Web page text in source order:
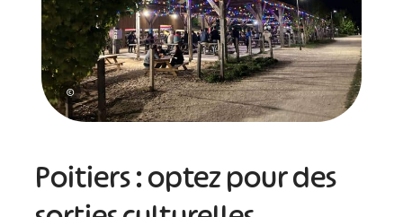
©
Poitiers : optez pour des